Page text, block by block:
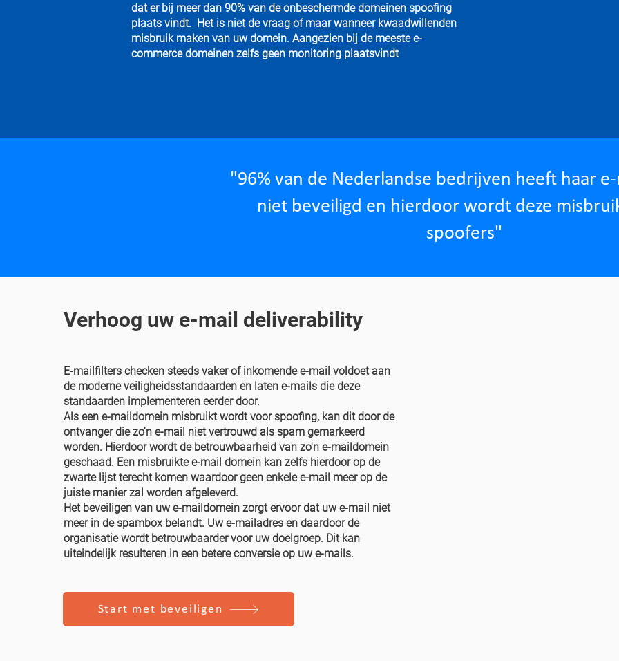
dat er bij meer dan 90% van de onbeschermde domeinen spoofing
plaats vindt. Het is niet de vraag of maar wanneer kwaadwillenden
misbruik maken van uw domein. Aangezien bij de meeste e-
commerce domeinen zelfs geen monitoring plaatsvindt
"96% van de Nederlandse bedrijven heeft haar
niet beveiligd en hierdoor wordt deze
spoofers"
Verhoog uw e-mail deliverability
E-mailfilters checken steeds vaker of inkomende e-mail voldoet aan
de moderne veiligheidsstandaarden en laten e-mails die deze
standaarden implementeren eerder door.
Als een e-maildomein misbruikt wordt voor spoofing, kan dit door de
ontvanger die zo'n e-mail niet vertrouwd als spam gemarkeerd
worden. Hierdoor wordt de betrouwbaarheid van zo'n e-maildomein
geschaad. Een misbruikte e-mail domein kan zelfs hierdoor op de
zwarte lijst terecht komen waardoor geen enkele e-mail meer op de
juiste manier zal worden afgeleverd.
Het beveiligen van uw e-maildomein zorgt ervoor dat uw e-mail niet
meer in de spambox belandt. Uw e‑mailadres en daardoor de
organisatie wordt betrouwbaarder voor uw doelgroep. Dit kan
uiteindelijk resulteren in een betere conversie op uw e-mails.
Start met beveiligen